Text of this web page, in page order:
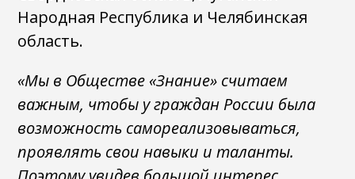
Народная Республика и Челябинская
область.
«Мы в Обществе «Знание» считаем
важным, чтобы у граждан России была
возможность самореализовываться,
проявлять свои навыки и таланты.